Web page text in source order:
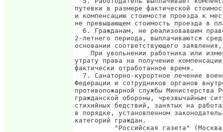
путевки в размере фактической
и компенсацию стоимости проезда к
не превышающем стоимость проезда в
6. Гражданам, не реализовавшим
2-летнего периода, выплачиваются
основании соответствующего
При увольнении работника или
утрату права на получение
фактически отработанное время.
7. Санаторно-курортное лечение
Федерации и сотрудников органов
противопожарной службы Министерства
гражданской обороны, чрезвычайным
стихийных бедствий, занятых на
в порядке, установленном
категорий граждан.
"Российская газета"